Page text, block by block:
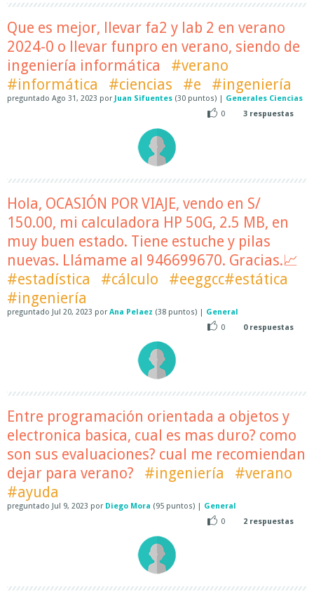
Que es mejor, llevar fa2 y lab 2 en verano
2024-0 o llevar funpro en verano, siendo de
ingeniería informática
#verano
#informática
#ciencias #e #ingeniería
preguntado Ago 31, 2023 por Juan Sifuentes (30 puntos) | Generales Ciencias
0
3 respuestas
Hola, OCASIÓN POR VIAJE, vendo en S/
150.00, mi calculadora HP 50G, 2.5 MB, en
muy buen estado. Tiene estuche y pilas
nuevas. Llámame al 946699670. Gracias.📈
#estadística
#cálculo
#eeggcc#estática
#ingeniería
preguntado Jul 20, 2023 por Ana Pelaez (38 puntos) | General
0
0respuestas
Entre programación orientada a objetos y
electronica basica, cual es mas duro? como
son sus evaluaciones? cual me recomiendan
dejar para verano?
#ingeniería
#verano
#ayuda
preguntado Jul 9, 2023 por Diego Mora (95 puntos) | General
0
2 respuestas